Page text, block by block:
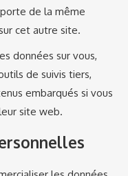
de la même
cet autre site.
données sur vous,
de suivis tiers,
embarqués si vous
site web.